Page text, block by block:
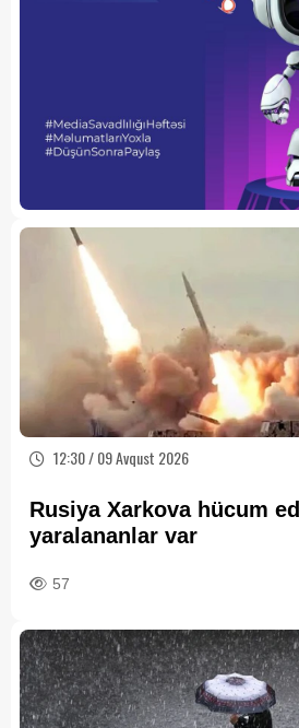
12:30 / 09 Avqust 2026
Rusiya Xarkova hücum
yaralananlar var
57